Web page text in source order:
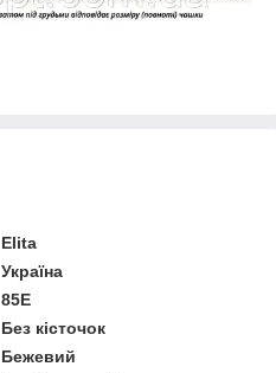
Elita
Україна
85E
Без кісточок
Бежевий